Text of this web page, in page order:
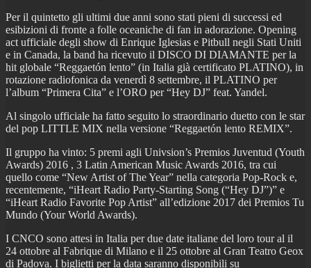
Per il quintetto gli ultimi due anni sono stati pieni di successi ed
esibizioni di fronte a folle oceaniche di fan in adorazione. Opening
act ufficiale degli show di Enrique Iglesias e Pitbull negli Stati Uniti
e in Canada, la band ha ricevuto il DISCO DI DIAMANTE per la
hit globale “Reggaetón lento” (in Italia già certificato PLATINO), in
rotazione radiofonica da venerdì 8 settembre, il PLATINO per
l’album “Primera Cita” e l’ORO per “Hey DJ” feat. Yandel.
Al singolo ufficiale ha fatto seguito lo straordinario duetto con le star
del pop LITTLE MIX nella versione “Reggaetón lento REMIX”.
Il gruppo ha vinto: 5 premi agli Univsion’s Premios Juventud (Youth
Awards) 2016 , 3 Latin American Music Awards 2016, tra cui
quello come “New Artist of The Year” nella categoria Pop-Rock e,
recentemente, “iHeart Radio Party-Starting Song (“Hey DJ”)” e
“iHeart Radio Favorite Pop Artist” all’edizione 2017 dei Premios Tu
Mundo (Your World Awards).
I CNCO sono attesi in Italia per due date italiane del loro tour al il
24 ottobre al Fabrique di Milano e il 25 ottobre al Gran Teatro Geox
di Padova. I biglietti per la data saranno disponibili su